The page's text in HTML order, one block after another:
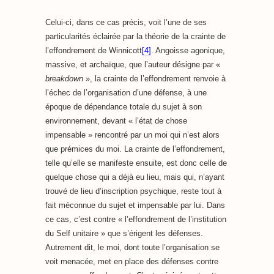
Celui-ci, dans ce cas précis, voit l’une de ses
particularités éclairée par la théorie de la crainte de
l’effondrement de Winnicott[4] . Angoisse agonique,
massive, et archaïque, que l’auteur désigne par «
breakdown », la crainte de l’effondrement renvoie à
l’échec de l’organisation d’une défense, à une
époque de dépendance totale du sujet à son
environnement, devant « l’état de chose
impensable » rencontré par un moi qui n’est alors
que prémices du moi. La crainte de l’effondrement,
telle qu’elle se manifeste ensuite, est donc celle de
quelque chose qui a déjà eu lieu, mais qui, n’ayant
trouvé de lieu d’inscription psychique, reste tout à
fait méconnue du sujet et impensable par lui. Dans
ce cas, c’est contre « l’effondrement de l’institution
du Self unitaire » que s’érigent les défenses.
Autrement dit, le moi, dont toute l’organisation se
voit menacée, met en place des défenses contre